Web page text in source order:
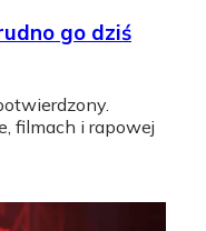
go dziś
filmach i rapowej